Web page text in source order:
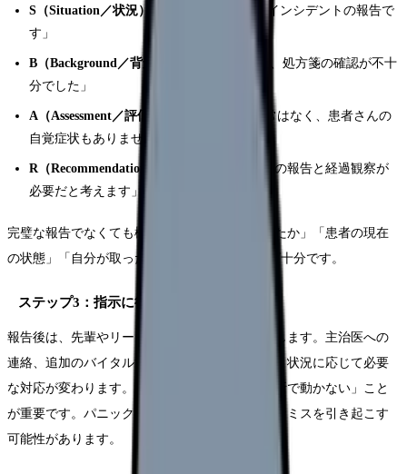
S（Situation／状況）：
「○○さんに関してインシデントの報告で
す」
B（Background／背景）：
「14時の与薬で、処方箋の確認が不十
分でした」
A（Assessment／評価）：
「バイタルに異常はなく、患者さんの
自覚症状もありません」
R（Recommendation／提案）：
「主治医への報告と経過観察が
必要だと考えます」
完璧な報告でなくても構いません。「何が起きたか」「患者の現在
の状態」「自分が取った対応」の3点が伝われば十分です。
ステップ3：指示に従い対応する（5分〜）
報告後は、先輩やリーダーの指示に従って対応します。主治医への
連絡、追加のバイタル測定、患者への説明など、状況に応じて必要
な対応が変わります。この段階では「自分の判断で動かない」こと
が重要です。パニック状態で判断すると二次的なミスを引き起こす
可能性があります。